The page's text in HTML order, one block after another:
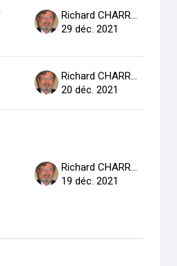
Richard CHARRON
29 déc. 2021
Richard CHARRON
20 déc. 2021
Richard CHARRON
19 déc. 2021